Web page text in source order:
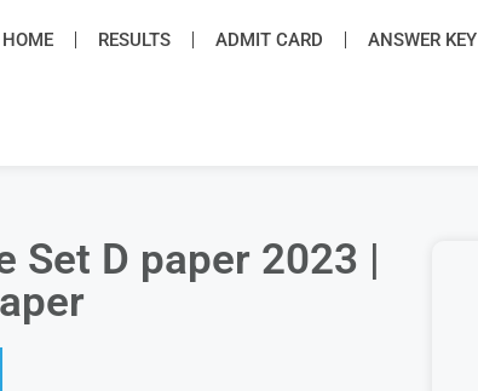
HOME RESULTS ADMIT CARD ANSWER KEY
Set D paper 2023 |